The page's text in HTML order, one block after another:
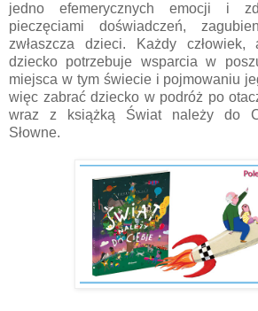
jedno efemerycznych emocji i
pieczęciami doświadczeń,
zwłaszcza dzieci. Każdy człowiek,
dziecko potrzebuje wsparcia w
miejsca w tym świecie i pojmowaniu
więc zabrać dziecko w podróż po
wraz z książką Świat należy do
Słowne.